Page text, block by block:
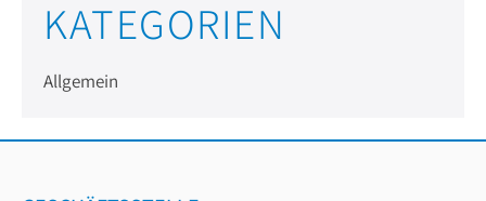
KATEGORIEN
Allgemein